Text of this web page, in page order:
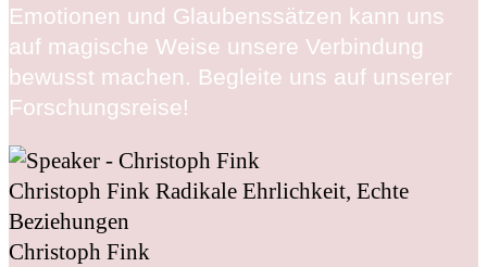
Emotionen und Glaubenssätzen kann uns
auf magische Weise unsere Verbindung
bewusst machen. Begleite uns auf unserer
Forschungsreise!
Christoph Fink Radikale Ehrlichkeit, Echte
Beziehungen
Christoph Fink